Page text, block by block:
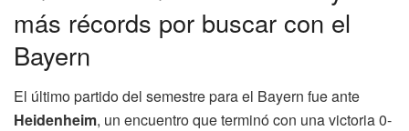
más récords por buscar con el
Bayern
El último partido del semestre para el Bayern fue ante
Heidenheim, un encuentro que terminó con una victoria 0-